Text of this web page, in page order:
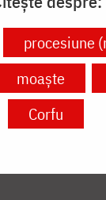
procesiune
moaște
Corfu